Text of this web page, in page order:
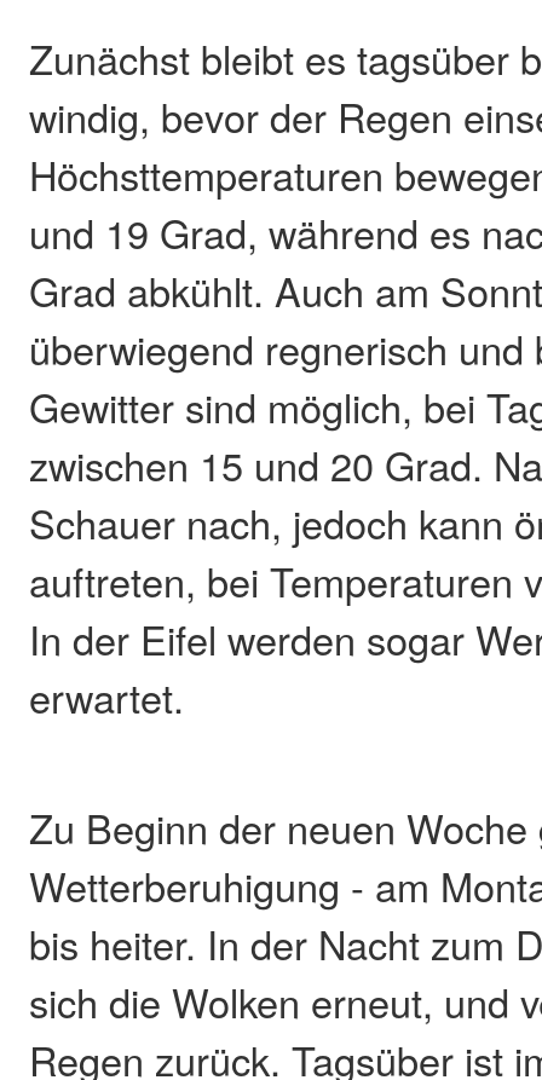
Zunächst bleibt es tagsüber
windig, bevor der Regen
Höchsttemperaturen
und 19 Grad, während es
Grad abkühlt. Auch am
überwiegend regnerisch und
Gewitter sind möglich, bei
zwischen 15 und 20 Grad.
Schauer nach, jedoch kann
auftreten, bei Temperaturen
In der Eifel werden sogar
erwartet.
Zu Beginn der neuen
Wetterberuhigung - am
bis heiter. In der Nacht zum
sich die Wolken erneut, und
Regen zurück. Tagsüber ist